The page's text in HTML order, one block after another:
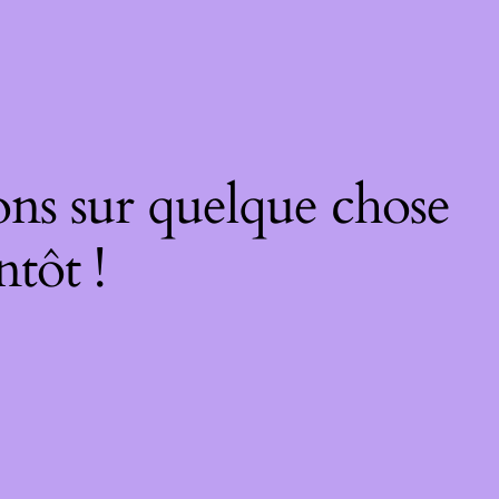
sur quelque chose
!